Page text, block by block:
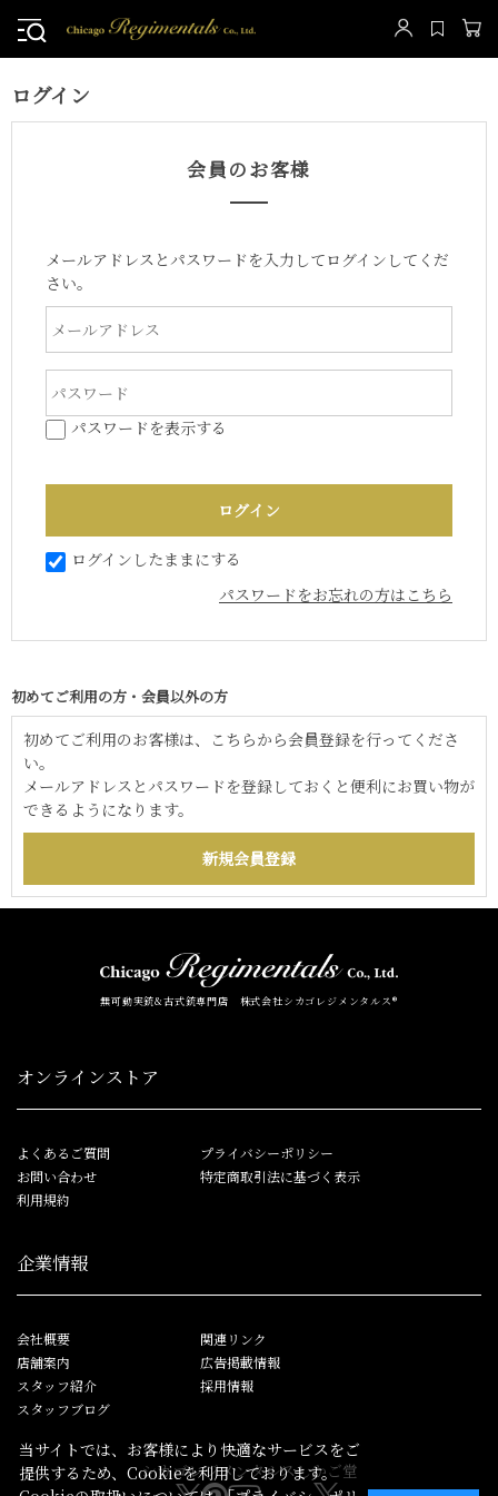
ログイン
会員のお客様
メールアドレスとパスワードを入力してログインしてくだ
さい。
パスワードを表示する
ログインしたままにする
パスワードをお忘れの方はこちら
初めてご利用の方・会員以外の方
初めてご利用のお客様は、こちらから会員登録を行ってくださ
い。
メールアドレスとパスワードを登録しておくと便利にお買い物が
できるようになります。
無可動実銃&古式銃専門店 株式会社シカゴレジメンタルス®
オンラインストア
よくあるご質問
お問い合わせ
利用規約
プライバシーポリシー
特定商取引法に基づく表示
企業情報
会社概要
店舗案内
スタッフ紹介
スタッフブログ
関連リンク
広告掲載情報
採用情報
シカゴレジメンタルスしかご堂
当サイトでは、お客様により快適なサービスをご
提供するため、Cookieを利用しております。